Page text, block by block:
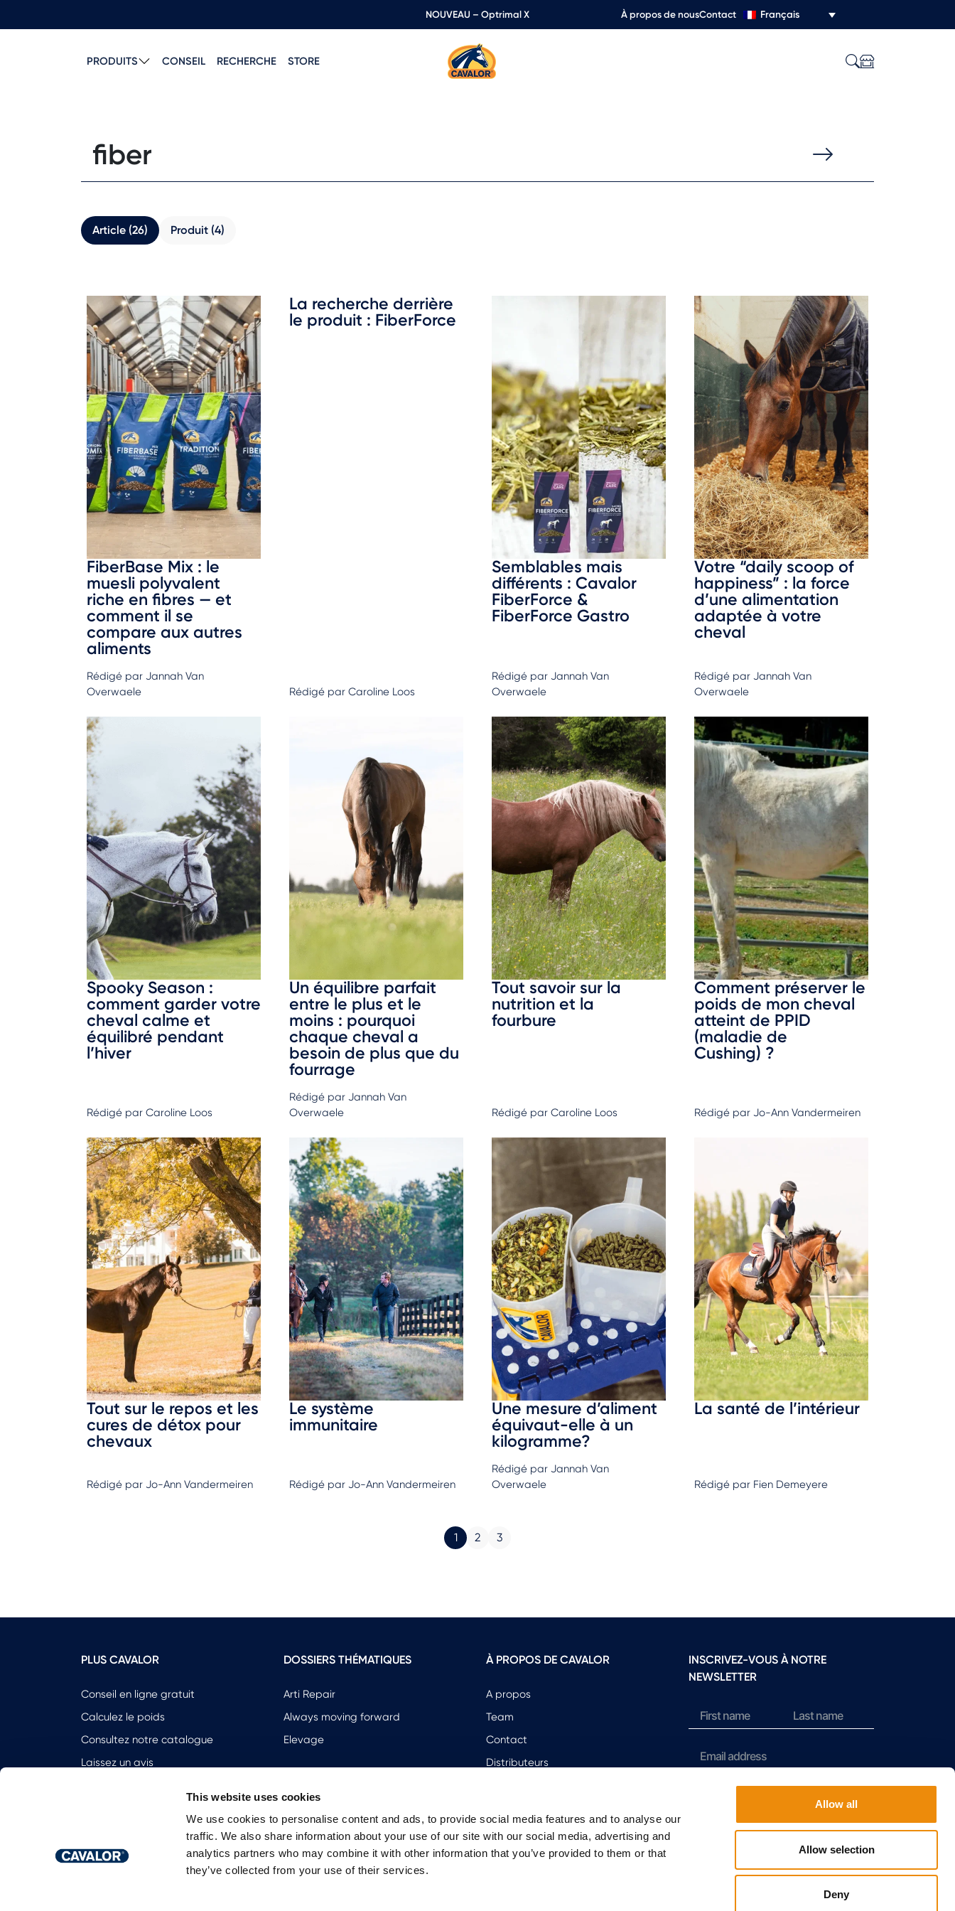
This website uses cookies
We use cookies to personalise content and ads, to provide social media features and to analyse our
traffic. We also share information about your use of our site with our social media, advertising and
analytics partners who may combine it with other information that you’ve provided to them or that
they’ve collected from your use of their services.
Allow all
Allow selection
Deny
NOUVEAU – Optrimal X À propos de nousContact Français
PRODUITS CONSEIL RECHERCHE STORE
Article (26) Produit (4)
FiberBase Mix : le
muesli polyvalent
riche en fibres — et
comment il se
compare aux autres
aliments
Rédigé par Jannah Van
Overwaele
La recherche derrière
le produit : FiberForce
Rédigé par Caroline Loos
Semblables mais
différents : Cavalor
FiberForce &
FiberForce Gastro
Rédigé par Jannah Van
Overwaele
Votre “daily scoop of
happiness” : la force
d’une alimentation
adaptée à votre
cheval
Rédigé par Jannah Van
Overwaele
Spooky Season :
comment garder votre
cheval calme et
équilibré pendant
l’hiver
Rédigé par Caroline Loos
Un équilibre parfait
entre le plus et le
moins : pourquoi
chaque cheval a
besoin de plus que du
fourrage
Rédigé par Jannah Van
Overwaele
Tout savoir sur la
nutrition et la
fourbure
Rédigé par Caroline Loos
Comment préserver le
poids de mon cheval
atteint de PPID
(maladie de
Cushing) ?
Rédigé par Jo-Ann Vandermeiren
Tout sur le repos et les
cures de détox pour
chevaux
Rédigé par Jo-Ann Vandermeiren
Le système
immunitaire
Rédigé par Jo-Ann Vandermeiren
Une mesure d’aliment
équivaut-elle à un
kilogramme?
Rédigé par Jannah Van
Overwaele
La santé de l’intérieur
Rédigé par Fien Demeyere
1 2 3
PLUS CAVALOR
Conseil en ligne gratuit
Calculez le poids
Consultez notre catalogue
Laissez un avis
DOSSIERS THÉMATIQUES
Arti Repair
Always moving forward
Elevage
À PROPOS DE CAVALOR
A propos
Team
Contact
Distributeurs
INSCRIVEZ-VOUS À NOTRE
NEWSLETTER